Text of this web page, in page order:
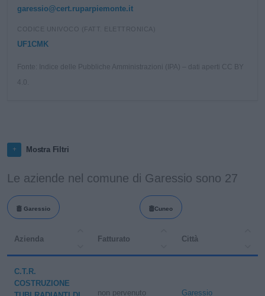
garessio@cert.ruparpiemonte.it
CODICE UNIVOCO (FATT. ELETTRONICA)
UF1CMK
Fonte: Indice delle Pubbliche Amministrazioni (IPA) – dati aperti CC BY
Mostra Filtri
Le aziende nel comune di Garessio sono 27
Garessio Cuneo
Azienda Fatturato Città
C.T.R.
COSTRUZIONE
non pervenuto Garessio